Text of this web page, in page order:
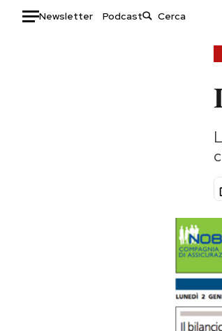
Newsletter Podcast
Storie/
Ok
Media
Europa
Altrecose
Mondiali